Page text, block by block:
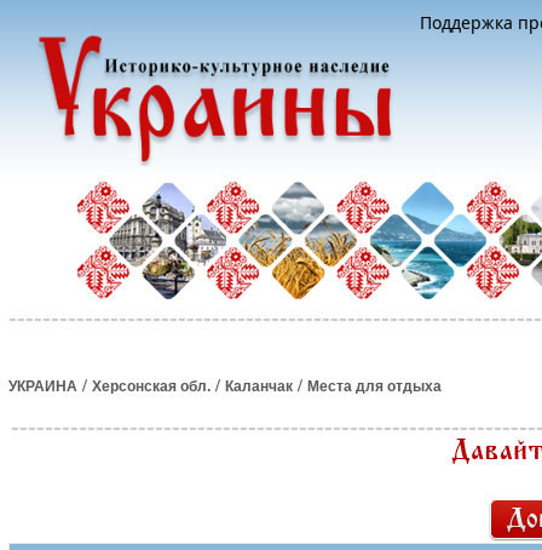
Поддержка
УКРАИНА / Херсонская обл. / Каланчак / Места для отдыха